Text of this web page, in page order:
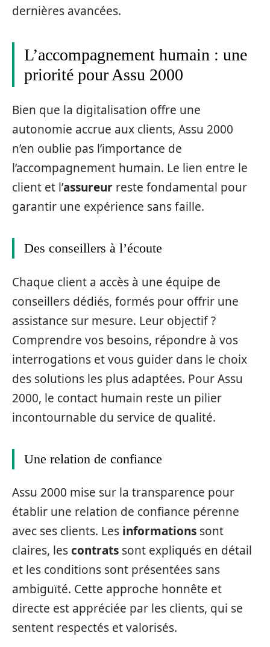
dernières avancées.
L’accompagnement humain : une
priorité pour Assu 2000
Bien que la digitalisation offre une
autonomie accrue aux clients, Assu 2000
n’en oublie pas l’importance de
l’accompagnement humain. Le lien entre le
client et l’assureur reste fondamental pour
garantir une expérience sans faille.
Des conseillers à l’écoute
Chaque client a accès à une équipe de
conseillers dédiés, formés pour offrir une
assistance sur mesure. Leur objectif ?
Comprendre vos besoins, répondre à vos
interrogations et vous guider dans le choix
des solutions les plus adaptées. Pour Assu
2000, le contact humain reste un pilier
incontournable du service de qualité.
Une relation de confiance
Assu 2000 mise sur la transparence pour
établir une relation de confiance pérenne
avec ses clients. Les informations sont
claires, lescontrats sont expliqués en détail
et les conditions sont présentées sans
ambiguïté. Cette approche honnête et
directe est appréciée par les clients, qui se
sentent respectés et valorisés.